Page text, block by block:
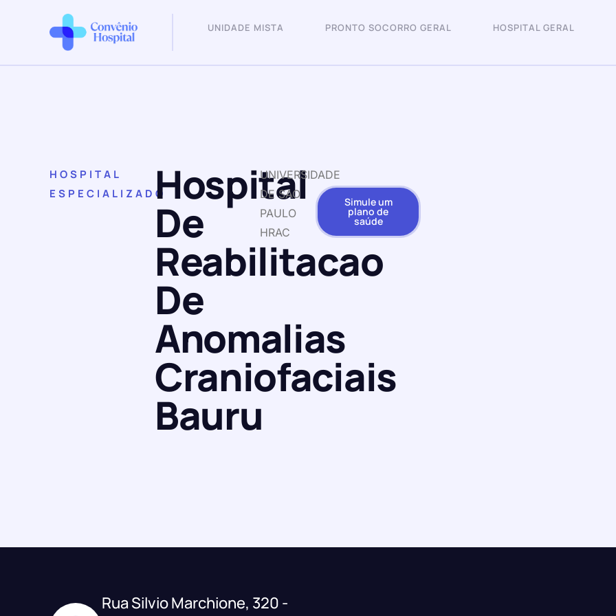
UNIDADE MISTA PRONTO SOCORRO GERAL HOSPITAL GERAL
HOSPITAL
ESPECIALIZADOHospital
De
Reabilitacao
De
Anomalias
Craniofaciais
Bauru
UNIVERSIDADE
DE SAO
PAULO
HRAC
Simule um
plano de
saúde
Rua Silvio Marchione, 320 -